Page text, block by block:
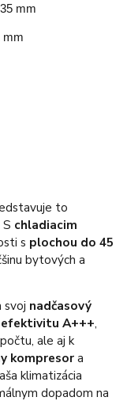
mm
mm
to
chladiacim
s plochou do 45
bytových a
svoj nadčasový
A+++,
ale aj k
kompresora
klimatizácia
dopadom na